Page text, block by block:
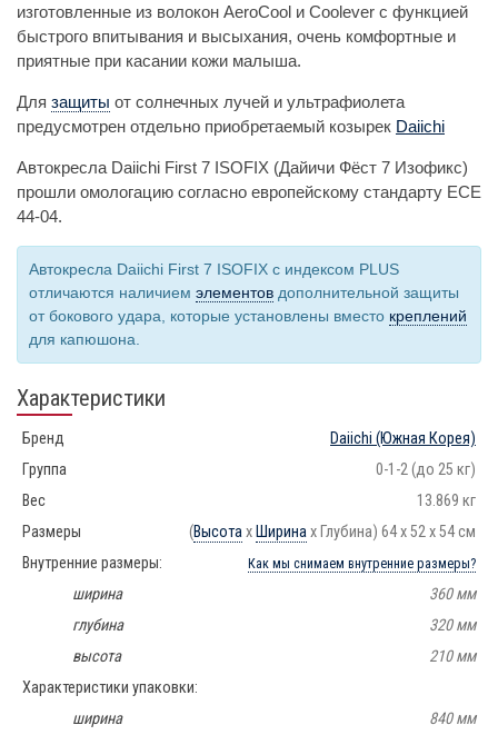
изготовленные из волокон AeroCool и Coolever с функцией
быстрого впитывания и высыхания, очень комфортные и
приятные при касании кожи малыша.
Для защиты от солнечных лучей и ультрафиолета
предусмотрен отдельно приобретаемый козырек Daiichi
Автокресла Daiichi First 7 ISOFIX (Дайичи Фёст 7 Изофикс)
прошли омологацию согласно европейскому стандарту ECE
44-04.
Автокресла Daiichi First 7 ISOFIX с индексом PLUS
отличаются наличием элементов дополнительной защиты
от бокового удара, которые установлены вместо креплений
для капюшона.
Характеристики
Бренд Daiichi (Южная Корея)
Группа
0-1-2 (до 25 кг)
Вес
13.869 кг
Размеры
(Высотах Ширинах Глубина) 64 х 52 х 54 см
Внутренние размеры:
Как мы снимаем внутренние размеры?
ширина
360 мм
глубина
320 мм
высота
210 мм
Характеристики упаковки:
ширина
840 мм